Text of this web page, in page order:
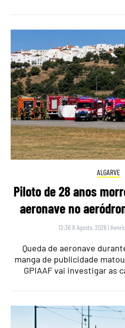
ALGARVE
Piloto de 28 anos
aeronave no
12:36 8 Agosto, 2026 |
Queda de aeronave
manga de publicidade
GPIAAF vai investigar as